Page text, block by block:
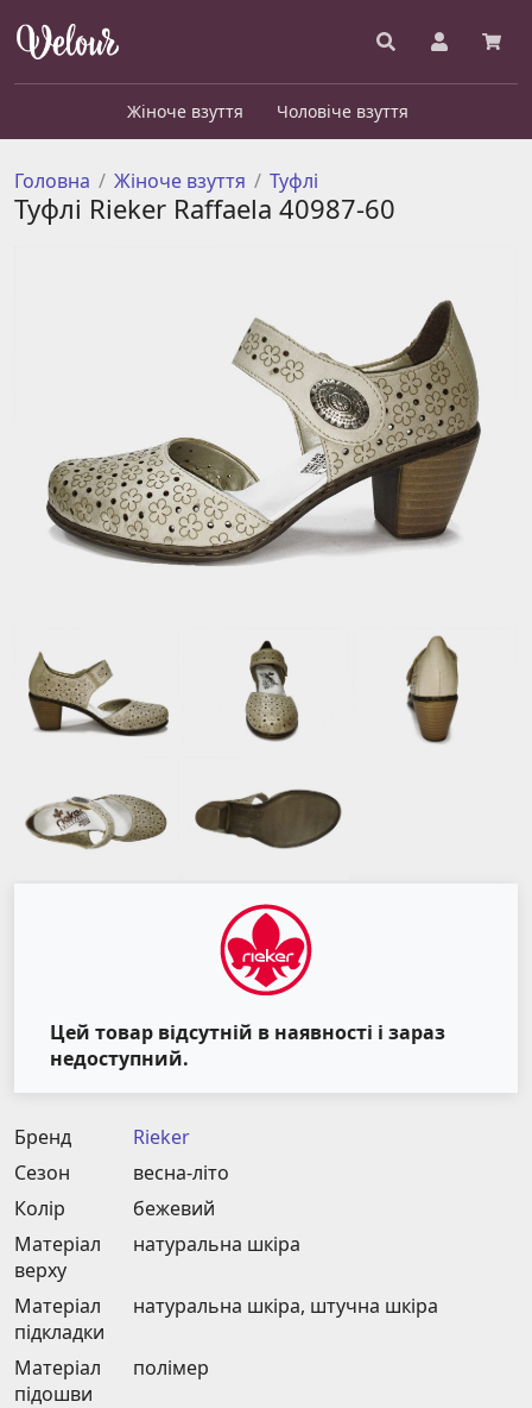
Жіноче взуття Чоловіче взуття
Головна Жіноче взуття Туфлі
Туфлі Rieker Raffaela 40987-60
Цей товар відсутній в наявності і зараз
недоступний.
Бренд
Rieker
Сезон
весна-літо
Колір
бежевий
Матеріал
верху
натуральна шкіра
Матеріал
підкладки
натуральна шкіра, штучна шкіра
Матеріал
підошви
полімер